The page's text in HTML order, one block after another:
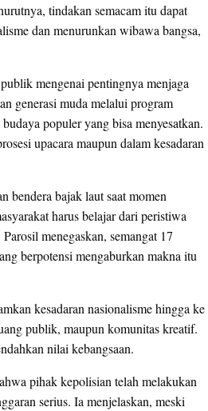
tindakan semacam itu dapat
dan menurunkan wibawa bangsa,
mengenai pentingnya menjaga
generasi muda melalui program
populer yang bisa menyesatkan.
upacara maupun dalam kesadaran
bendera bajak laut saat momen
harus belajar dari peristiwa
menegaskan, semangat 17
berpotensi mengaburkan makna itu
kesadaran nasionalisme hingga ke
publik, maupun komunitas kreatif.
nilai kebangsaan.
pihak kepolisian telah melakukan
serius. Ia menjelaskan, meski